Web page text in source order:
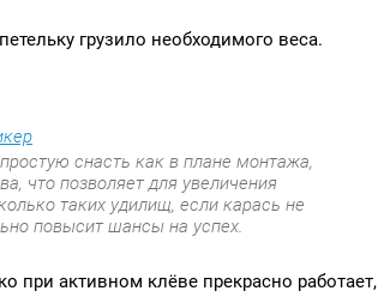
грузило необходимого веса.
снасть как в плане монтажа,
что позволяет для увеличения
таких удилищ, если карась не
повысит шансы на успех.
при активном клёве прекрасно работает,